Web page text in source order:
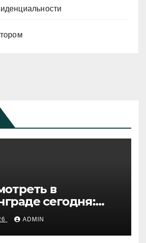
в
сегодня:
по самому
городу России
ADMIN